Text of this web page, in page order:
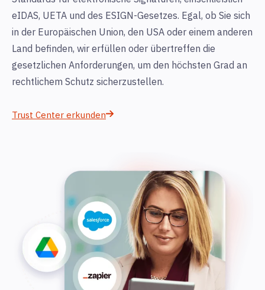
eIDAS, UETA und des ESIGN-Gesetzes. Egal, ob Sie sich
in der Europäischen Union, den USA oder einem anderen
Land befinden, wir erfüllen oder übertreffen die
gesetzlichen Anforderungen, um den höchsten Grad an
rechtlichem Schutz sicherzustellen.
Trust Center erkunden